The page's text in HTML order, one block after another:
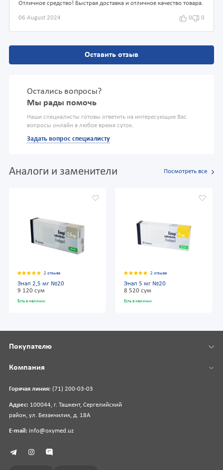
Отличное средство! Быстрая доставка и отличное качество товара.
06 August 2024 0 0
Оставить отзыв
Остались вопросы?
Мы рады помочь
Наши специалисты готовы ответить на интересующие Вас
вопросы онлайн в любое время суток.
Задать вопрос специалисту
Аналоги и заменители Посмотреть все
2 отзыва
Энап 2,5 мг №20
9 120 сум
Есть в наличии
2 отзыва
Энап 5 мг №20
8 520 сум
Есть в наличии
Горячая линия: (71) 200-03-03
Адрес: 100044, г. Ташкент, Сергелийский
район, ул. Безакчилик, д. 18А
E-mail: info@oxymed.uz
Покупателю
Компания